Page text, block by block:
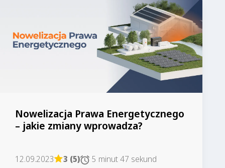
Nowelizacja Prawa Energetycznego
– jakie zmiany wprowadza?
12.09.2023 3 (5) 5 minut 47 sekund